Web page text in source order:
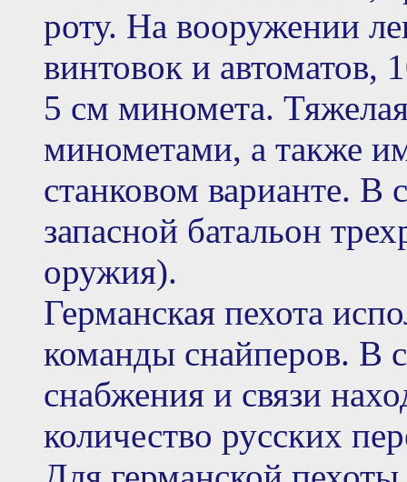
роту. На вооружении
винтовок и автоматов,
5 см миномета.
минометами, а также
станковом варианте. В
запасной батальон
оружия).
Германская пехота
команды снайперов. В
снабжения и связи
количество русских